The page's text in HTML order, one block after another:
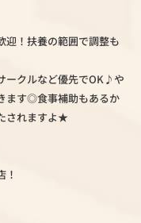
迎！扶養の範囲で調整も
ークルなど優先でOK♪や
ます◎食事補助もあるか
されますよ★
！